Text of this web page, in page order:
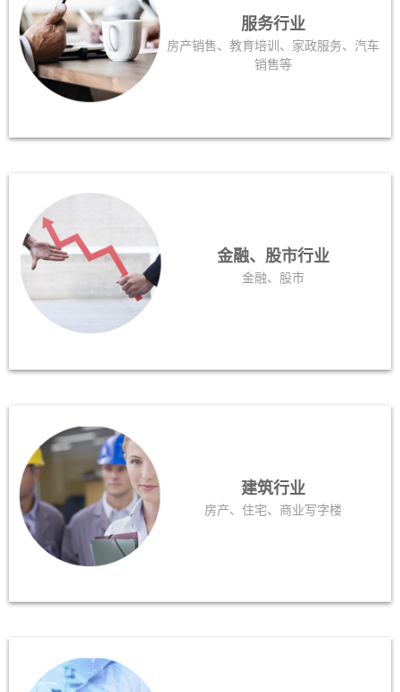
服务行业
房产销售、教育培训、家政服务、汽车
销售等
金融、股市行业
金融、股市
建筑行业
房产、住宅、商业写字楼